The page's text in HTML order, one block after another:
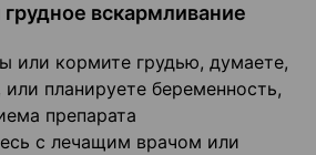
вскармливание
или кормите грудью, думаете,
или планируете беременность,
препарата
с лечащим врачом или